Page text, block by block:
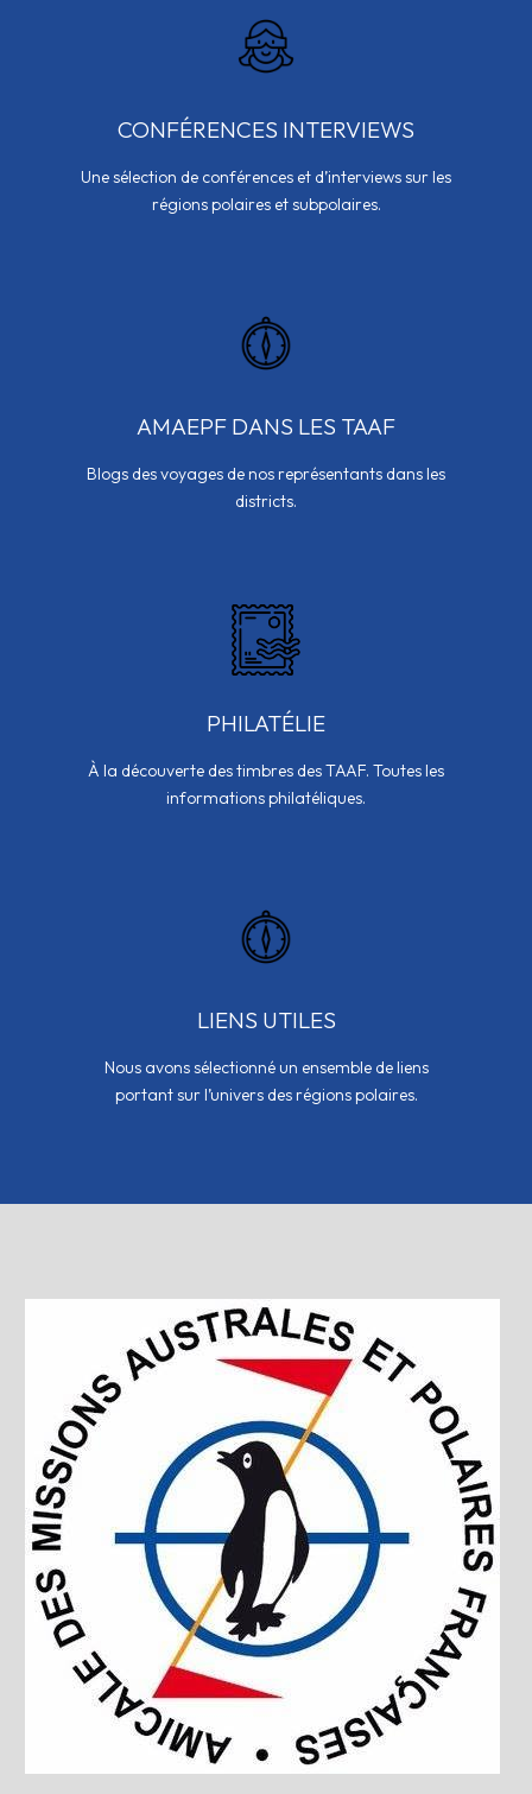
CONFÉRENCES INTERVIEWS
Une sélection de conférences et d’interviews sur les
régions polaires et subpolaires.
AMAEPF DANS LES TAAF
Blogs des voyages de nos représentants dans les
districts.
PHILATÉLIE
À la découverte des timbres des TAAF. Toutes les
informations philatéliques.
LIENS UTILES
Nous avons sélectionné un ensemble de liens
portant sur l’univers des régions polaires.